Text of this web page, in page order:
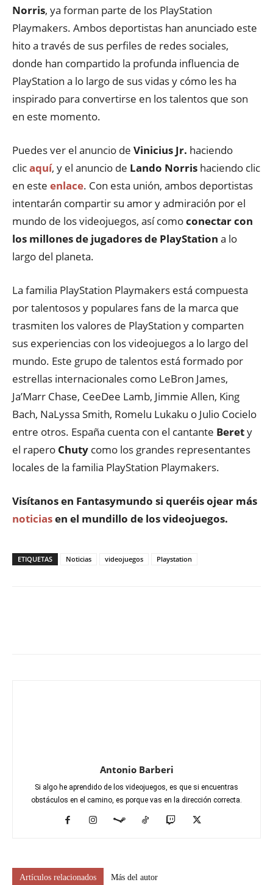
Norris, ya forman parte de los PlayStation
Playmakers. Ambos deportistas han anunciado este
hito a través de sus perfiles de redes sociales,
donde han compartido la profunda influencia de
PlayStation a lo largo de sus vidas y cómo les ha
inspirado para convertirse en los talentos que son
en este momento.
Puedes ver el anuncio de Vinicius Jr. haciendo
clicaquí, y el anuncio de Lando Norris haciendo clic
en este enlace. Con esta unión, ambos deportistas
intentarán compartir su amor y admiración por el
mundo de los videojuegos, así comoconectar con
los millones de jugadores de PlayStation a lo
largo del planeta.
La familia PlayStation Playmakers está compuesta
por talentosos y populares fans de la marca que
trasmiten los valores de PlayStation y comparten
sus experiencias con los videojuegos a lo largo del
mundo. Este grupo de talentos está formado por
estrellas internacionales como LeBron James,
Ja’Marr Chase, CeeDee Lamb, Jimmie Allen, King
Bach, NaLyssa Smith, Romelu Lukaku o Julio Cocielo
entre otros. España cuenta con el cantante Berety
el rapero Chuty como los grandes representantes
locales de la familia PlayStation Playmakers.
Visítanos en Fantasymundo si queréis ojear más
noticiasen el mundillo de los videojuegos.
ETIQUETAS Noticias videojuegos Playstation
Antonio Barberi
Si algo he aprendido de los videojuegos, es que si encuentras
obstáculos en el camino, es porque vas en la dirección correcta.
Artículos relacionados Más del autor